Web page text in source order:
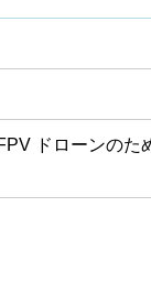
ドローンのた